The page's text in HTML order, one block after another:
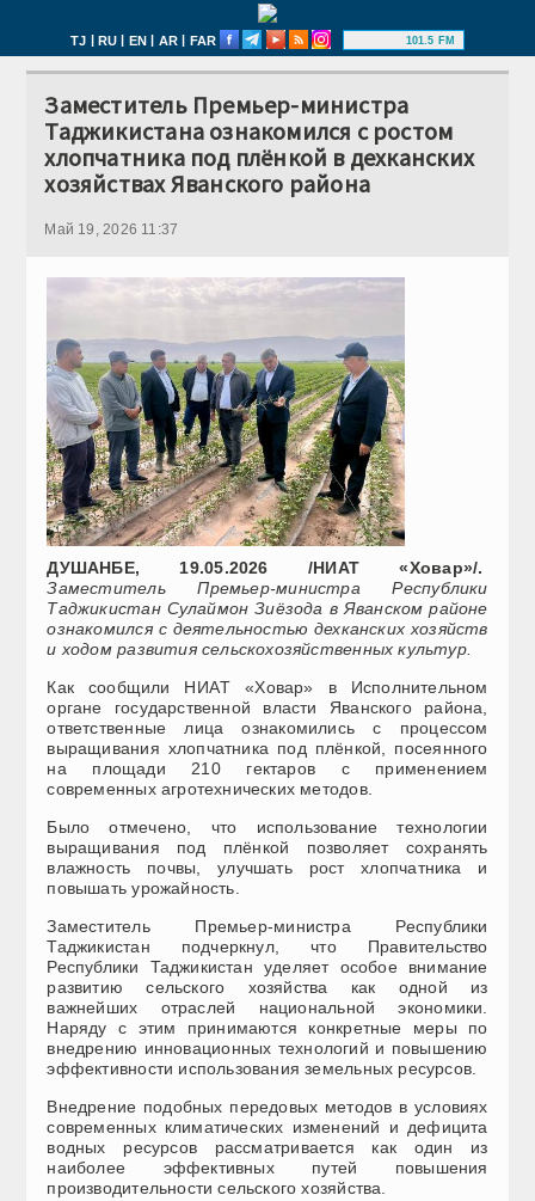
TJ | RU | EN | AR | FAR 101.5 FM
Заместитель Премьер-министра
Таджикистана ознакомился с ростом
хлопчатника под плёнкой в дехканских
хозяйствах Яванского района
Май 19, 2026 11:37
ДУШАНБЕ, 19.05.2026 /НИАТ «Ховар»/.
Заместитель Премьер-министра Республики
Таджикистан Сулаймон Зиёзода в Яванском районе
ознакомился с деятельностью дехканских хозяйств
и ходом развития сельскохозяйственных культур.
Как сообщили НИАТ «Ховар» в Исполнительном
органе государственной власти Яванского района,
ответственные лица ознакомились с процессом
выращивания хлопчатника под плёнкой, посеянного
на площади 210 гектаров с применением
современных агротехнических методов.
Было отмечено, что использование технологии
выращивания под плёнкой позволяет сохранять
влажность почвы, улучшать рост хлопчатника и
повышать урожайность.
Заместитель Премьер-министра Республики
Таджикистан подчеркнул, что Правительство
Республики Таджикистан уделяет особое внимание
развитию сельского хозяйства как одной из
важнейших отраслей национальной экономики.
Наряду с этим принимаются конкретные меры по
внедрению инновационных технологий и повышению
эффективности использования земельных ресурсов.
Внедрение подобных передовых методов в условиях
современных климатических изменений и дефицита
водных ресурсов рассматривается как один из
наиболее эффективных путей повышения
производительности сельского хозяйства.